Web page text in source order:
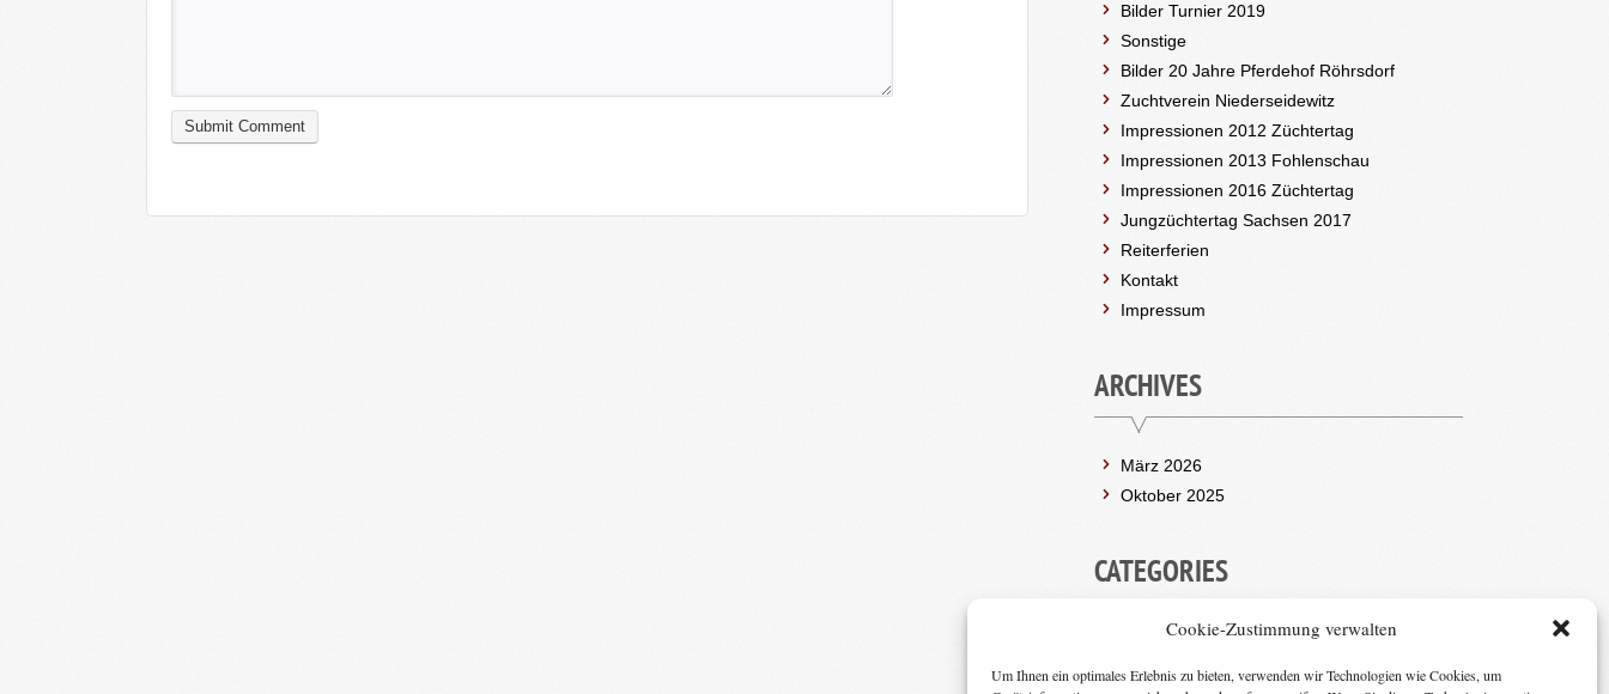
Cookie-Zustimmung verwalten
Um Ihnen ein optimales Erlebnis zu bieten, verwenden wir Technologien wie Cookies, um
Bilder Turnier 2019
Sonstige
Bilder 20 Jahre Pferdehof Röhrsdorf
Zuchtverein Niederseidewitz
Impressionen 2012 Züchtertag
Impressionen 2013 Fohlenschau
Impressionen 2016 Züchtertag
Jungzüchtertag Sachsen 2017
Reiterferien
Kontakt
Impressum
ARCHIVES
März 2026
Oktober 2025
CATEGORIES